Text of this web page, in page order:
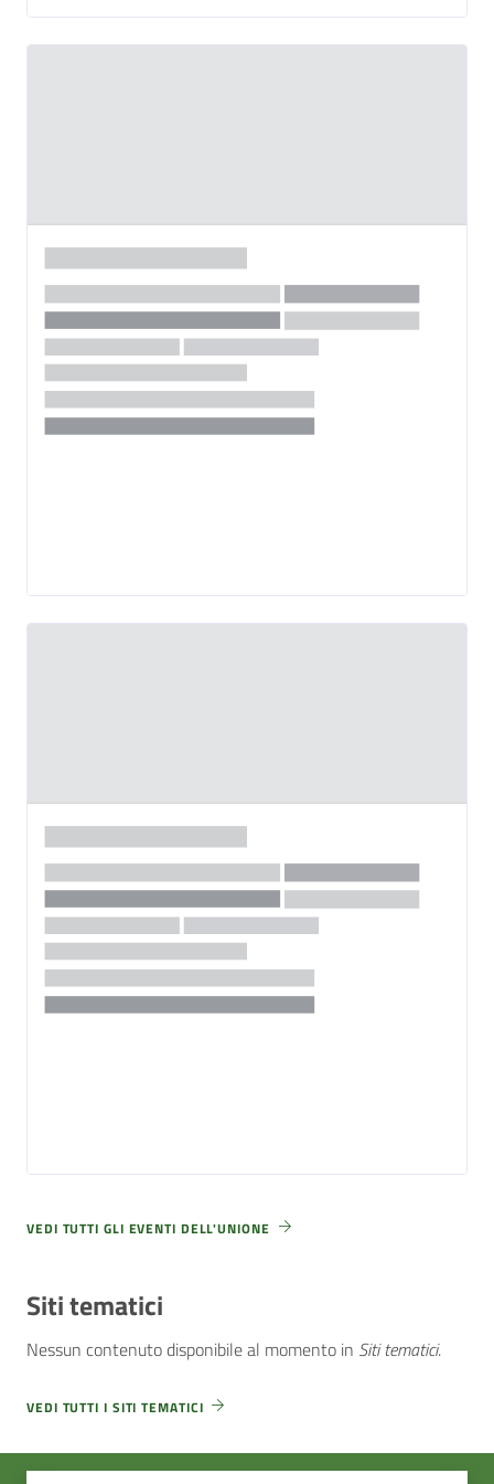
VEDI TUTTI GLI EVENTI DELL'UNIONE
Siti tematici
Nessun contenuto disponibile al momento in Siti tematici.
VEDI TUTTI I SITI TEMATICI